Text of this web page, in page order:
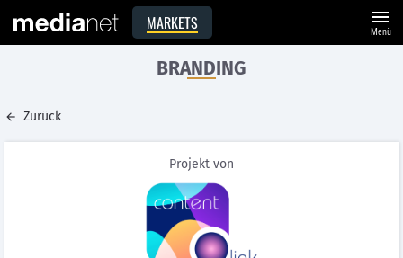
MARKETS menu
Menü
BRANDING
Zurück
Projekt von